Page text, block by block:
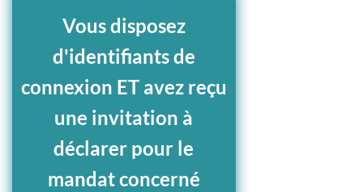
Vous disposez
d'identifiants de
connexion ET avez reçu
une invitation à
déclarer pour le
mandat concerné